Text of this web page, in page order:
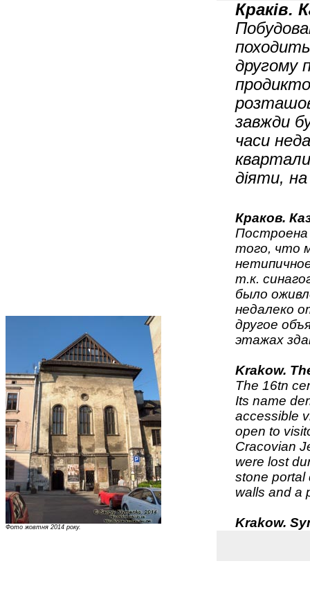
Фото жовтня 2014 року.
Краків.
другому
завжди
часи
діяти, на
Краков.
Построена
того, что
т.к.
было
недалеко
другое
этажах
Krakow.
The 16tn
Its name
accessible
open to
Cracovian
were lost
stone portal
walls and a
Krakow.